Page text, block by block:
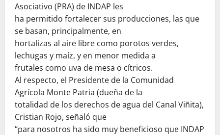
Asociativo (PRA) de INDAP les
ha permitido fortalecer sus producciones, las que
se basan, principalmente, en
hortalizas al aire libre como porotos verdes,
lechugas y maíz, y en menor medida a
frutales como uva de mesa o cítricos.
Al respecto, el Presidente de la Comunidad
Agrícola Monte Patria (dueña de la
totalidad de los derechos de agua del Canal Viñita),
Cristian Rojo, señaló que
“para nosotros ha sido muy beneficioso que INDAP